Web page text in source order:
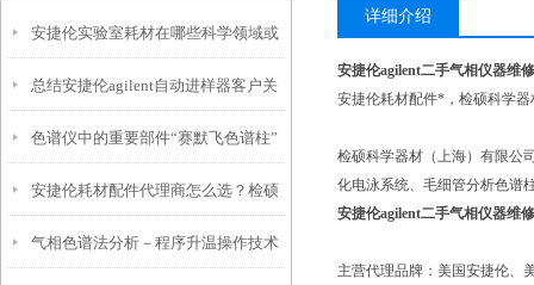
安捷伦实验室耗材在哪些科学领域或
应用中最为常见？
总结安捷伦agilent自动进样器客户关
注的问题
色谱仪中的重要部件“赛默飞色谱柱”
安捷伦耗材配件代理商怎么选？检硕
科学器材高性价比 + 现货 + 维修全攻
气相色谱法分析－程序升温操作技术
详细介绍
安捷伦agilent二手气相仪器维
安捷伦耗材配件*，检硕科学
检硕科学器材（上海）有限公
化电泳系统、毛细管分析色谱
安捷伦agilent二手气相仪器维
主营代理品牌：美国安捷伦、